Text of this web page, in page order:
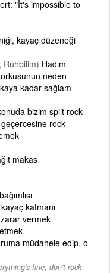
"İt's impossible to
kayaç düzeneği
Ruhbilim) Hadım
neden
kadar sağlam
bizim split rock
rock
makas
katmanı
vermek
müdahele edip, o
fine, don't rock